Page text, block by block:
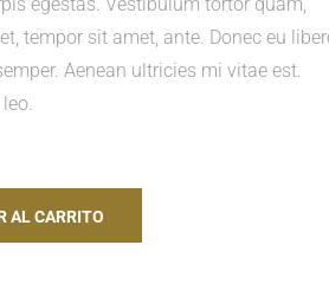
tempor sit amet, ante. Donec eu
Aenean ultricies mi vitae est.
AL CARRITO